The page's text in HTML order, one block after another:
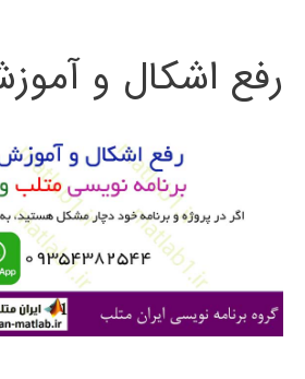
ج
ی
رفع اشکال و